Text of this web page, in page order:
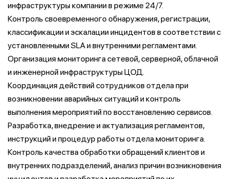
инфраструктуры компании в режиме 24/7.
Контроль своевременного обнаружения, регистрации,
классификации и эскалации инцидентов в соответствии с
установленными SLA и внутренними регламентами.
Организация мониторинга сетевой, серверной, облачной
и инженерной инфраструктуры ЦОД.
Координация действий сотрудников отдела при
возникновении аварийных ситуаций и контроль
выполнения мероприятий по восстановлению сервисов.
Разработка, внедрение и актуализация регламентов,
инструкций и процедур работы отдела мониторинга.
Контроль качества обработки обращений клиентов и
внутренних подразделений, анализ причин возникновения